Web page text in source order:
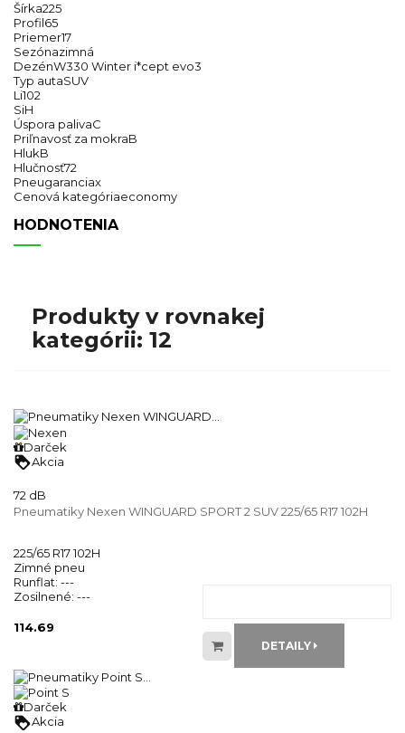
Šírka225
Profil65
Priemer17
Sezónazimná
DezénW330 Winter i*cept evo3
Typ autaSUV
Li102
SiH
Úspora palivaC
Priľnavosť za mokraB
HlukB
Hlučnosť72
Pneugaranciax
Cenová kategóriaeconomy
HODNOTENIA
Produkty v rovnakej
kategórii: 12
Darček
loyaltyAkcia
72 dB
Pneumatiky Nexen WINGUARD SPORT 2 SUV 225/65 R17 102H
225/65 R17 102H
Zimné pneu
Runflat: ---
Zosilnené: ---
114.69
DETAILY
Darček
loyaltyAkcia